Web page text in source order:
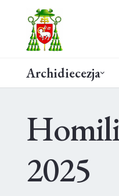
Archidiecezja
2025